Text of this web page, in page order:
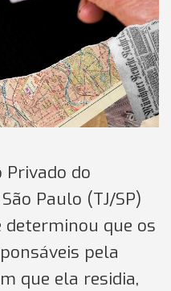
Privado do
Paulo (TJ/SP)
determinou que os
pela
que ela residia,